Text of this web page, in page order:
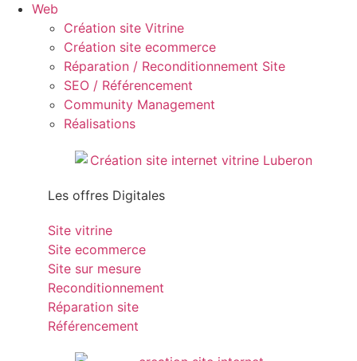
Web
Création site Vitrine
Création site ecommerce
Réparation / Reconditionnement Site
SEO / Référencement
Community Management
Réalisations
Les offres Digitales
Site vitrine
Site ecommerce
Site sur mesure
Reconditionnement
Réparation site
Référencement